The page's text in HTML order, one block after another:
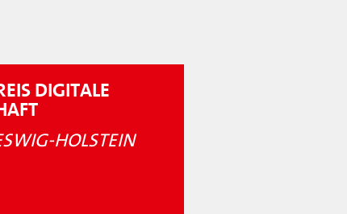
DIGITALE
HOLSTEIN